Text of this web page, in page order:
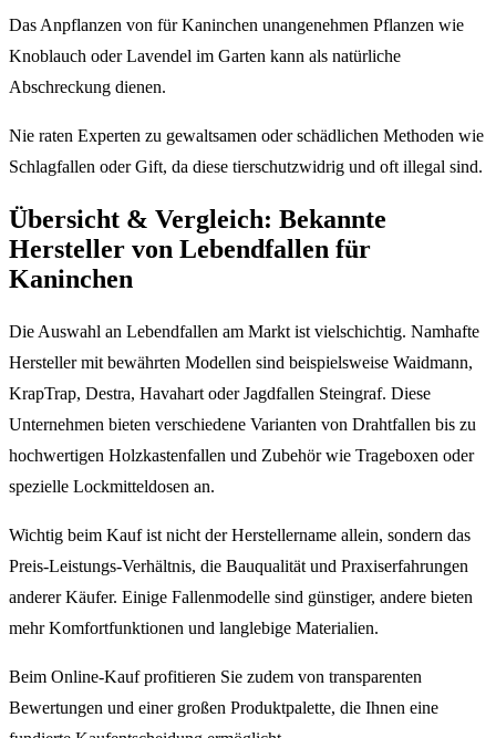
Das Anpflanzen von für Kaninchen unangenehmen Pflanzen wie
Knoblauch oder Lavendel im Garten kann als natürliche
Abschreckung dienen.
Nie raten Experten zu gewaltsamen oder schädlichen Methoden wie
Schlagfallen oder Gift, da diese tierschutzwidrig und oft illegal sind.
Übersicht & Vergleich: Bekannte
Hersteller von Lebendfallen für
Kaninchen
Die Auswahl an Lebendfallen am Markt ist vielschichtig. Namhafte
Hersteller mit bewährten Modellen sind beispielsweise Waidmann,
KrapTrap, Destra, Havahart oder Jagdfallen Steingraf. Diese
Unternehmen bieten verschiedene Varianten von Drahtfallen bis zu
hochwertigen Holzkastenfallen und Zubehör wie Trageboxen oder
spezielle Lockmitteldosen an.
Wichtig beim Kauf ist nicht der Herstellername allein, sondern das
Preis-Leistungs-Verhältnis, die Bauqualität und Praxiserfahrungen
anderer Käufer. Einige Fallenmodelle sind günstiger, andere bieten
mehr Komfortfunktionen und langlebige Materialien.
Beim Online-Kauf profitieren Sie zudem von transparenten
Bewertungen und einer großen Produktpalette, die Ihnen eine